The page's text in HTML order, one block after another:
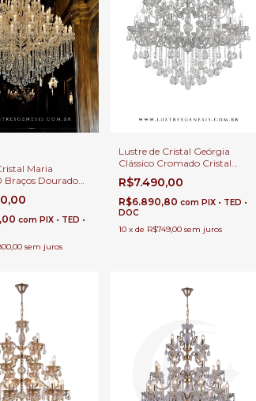
Maria
Braços Dourado
com Pé Direito
com PIX • TED •
sem juros
Lustre de Cristal Geórgia
Clássico Cromado Cristal
Transparente 24 Braços para
Casas com Pé Direito Duplo e
Buffet
R$7.490,00
R$6.890,80com PIX • TED •
DOC
10 xde R$749,00 sem juros